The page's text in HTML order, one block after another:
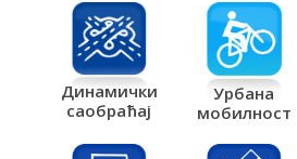
Динамички
саобраћај
Урбана
мобилност